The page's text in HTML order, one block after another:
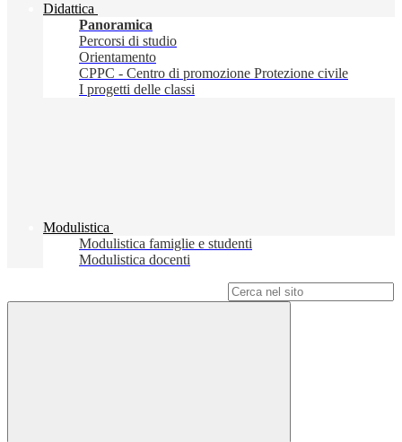
Didattica
Panoramica
Percorsi di studio
Orientamento
CPPC - Centro di promozione Protezione civile
I progetti delle classi
Modulistica
Modulistica famiglie e studenti
Modulistica docenti